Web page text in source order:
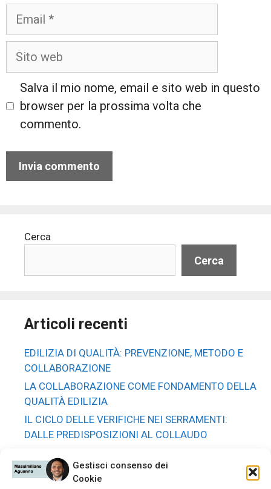
Gestisci consenso dei
Cookie
Email
Sito
Salva il mio nome, email e sito web in questo
browser per la prossima volta che
commento.
Cerca
Cerca
Articoli recenti
EDILIZIA DI QUALITÀ: PREVENZIONE, METODO E
COLLABORAZIONE
LA COLLABORAZIONE COME FONDAMENTO DELLA
QUALITÀ EDILIZIA
IL CICLO DELLE VERIFICHE NEI SERRAMENTI:
DALLE PREDISPOSIZIONI AL COLLAUDO
STRUMENTI CHE GARANTISCONO UN LAVORO
SENZA SORPRESE